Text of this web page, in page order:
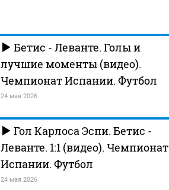
Бетис - Леванте. Голы и
лучшие моменты (видео).
Чемпионат Испании. Футбол
24 мая 2026
Гол Карлоса Эспи. Бетис -
Леванте. 1:1 (видео). Чемпионат
Испании. Футбол
24 мая 2026